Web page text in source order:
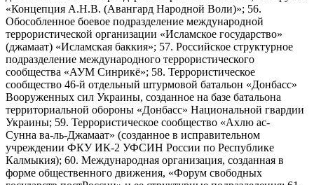
«Концепция А.Н.В. (Авангард Народной Воли)»; 56.
Обособленное боевое подразделение международной
террористической организации «Исламское государство»
(джамаат) «Исламская баккия»; 57. Российское структурное
подразделение международного террористического
сообщества «АУМ Синрикё»; 58. Террористическое
сообщество 46-й отдельный штурмовой батальон «Донбасс»
Вооруженных сил Украины, созданное на базе батальона
территориальной обороны «Донбасс» Национальной гвардии
Украины; 59. Террористическое сообщество «Ахлю ас-
Сунна ва-ль-Джамаат» (созданное в исправительном
учреждении ФКУ ИК-2 УФСИН России по Республике
Калмыкия); 60. Международная организация, созданная в
форме общественного движения, «Форум свободных